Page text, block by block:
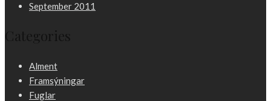
September 2011
Alment
Framsýningar
Fuglar